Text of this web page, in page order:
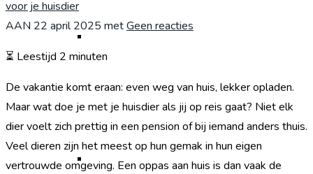
Medicatie retourneren
AAN 22 april 2025 metGeen reacties
⏳ Leestijd 2 minuten
De vakantie komt eraan: even weg van huis, lekker opladen.
Maar wat doe je met je huisdier als jij op reis gaat? Niet elk
dier voelt zich prettig in een pension of bij iemand anders thuis.
Veel dieren zijn het meest op hun gemak in hun eigen
vertrouwde omgeving. Een oppas aan huis is dan vaak de